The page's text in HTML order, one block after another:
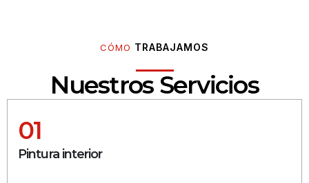
CÓMO TRABAJAMOS
Nuestros Servicios
01
Pintura interior